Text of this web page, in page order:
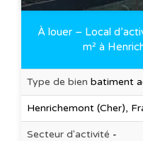
À louer – Local
m² à
Type de bien batiment
Henrichemont (Cher),
Secteur d'activité -